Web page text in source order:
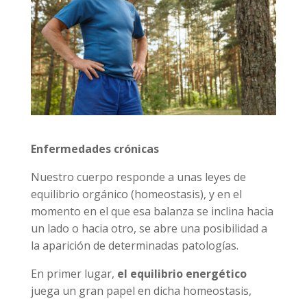
Enfermedades crónicas
Nuestro cuerpo responde a unas leyes de
equilibrio orgánico (homeostasis), y en el
momento en el que esa balanza se inclina hacia
un lado o hacia otro, se abre una posibilidad a
la aparición de determinadas patologías.
En primer lugar, el equilibrio energético
juega un gran papel en dicha homeostasis,